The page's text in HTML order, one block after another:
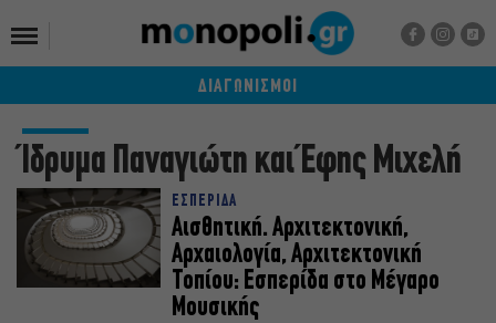
ΔΙΑΓΩΝΙΣΜΟΙ
Ίδρυμα Παναγιώτη και Έφης Μιχελή
ΕΣΠΕΡΙΔΑ
Αισθητική. Αρχιτεκτονική,
Αρχαιολογία, Αρχιτεκτονική
Τοπίου: Εσπερίδα στο Μέγαρο
Μουσικής